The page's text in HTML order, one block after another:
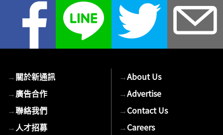
→關於新通訊
→廣告合作
→聯絡我們
→人才招募
→About Us
→Advertise
→Contact Us
→Careers